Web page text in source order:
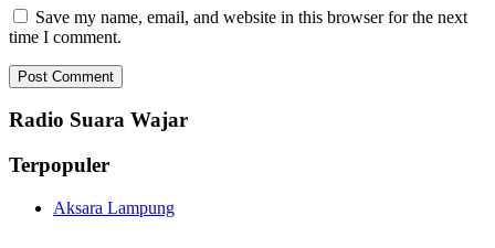
Save my name, email, and website in this browser for the next
time I comment.
Radio Suara Wajar
Terpopuler
Aksara Lampung